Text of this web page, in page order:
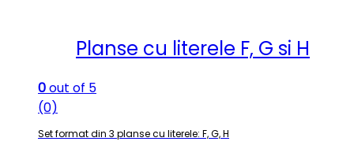
Planse cu literele F, G si H
0out of 5
(0)
Set format din 3 planse cu literele: F, G, H